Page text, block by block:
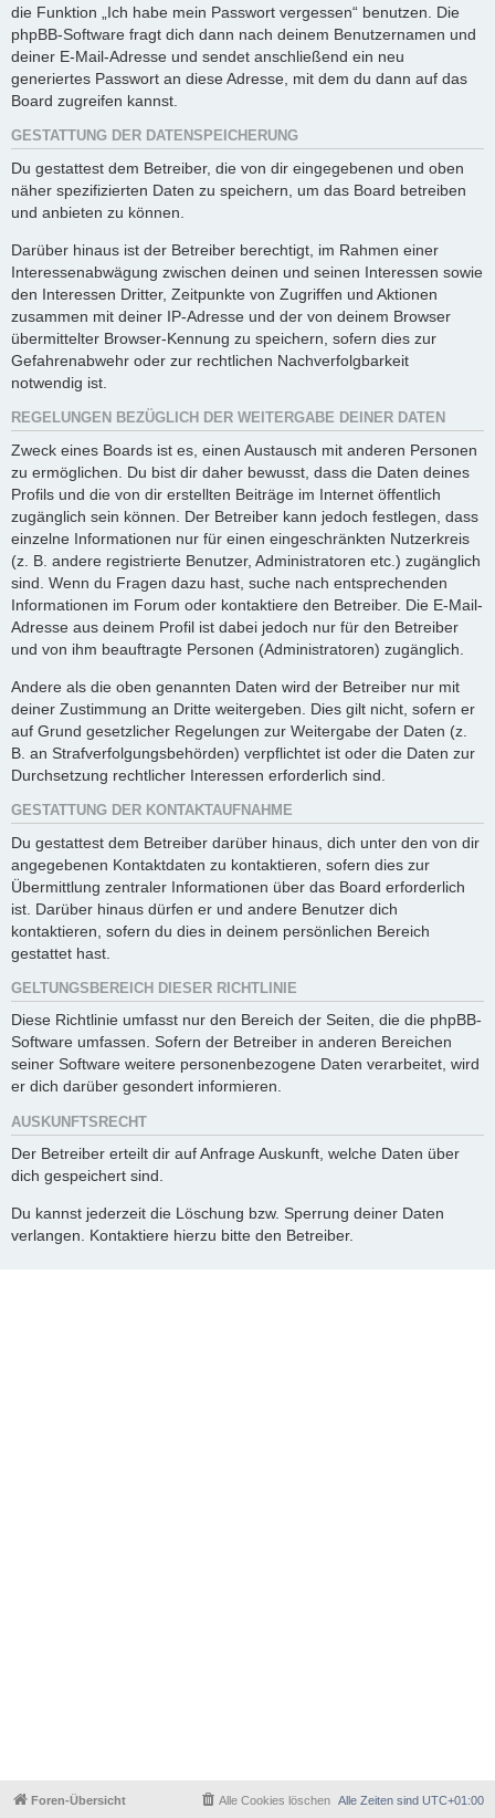
die Funktion „Ich habe mein Passwort vergessen“ benutzen. Die
phpBB-Software fragt dich dann nach deinem Benutzernamen und
deiner E-Mail-Adresse und sendet anschließend ein neu
generiertes Passwort an diese Adresse, mit dem du dann auf das
Board zugreifen kannst.
GESTATTUNG DER DATENSPEICHERUNG
Du gestattest dem Betreiber, die von dir eingegebenen und oben
näher spezifizierten Daten zu speichern, um das Board betreiben
und anbieten zu können.
Darüber hinaus ist der Betreiber berechtigt, im Rahmen einer
Interessenabwägung zwischen deinen und seinen Interessen sowie
den Interessen Dritter, Zeitpunkte von Zugriffen und Aktionen
zusammen mit deiner IP-Adresse und der von deinem Browser
übermittelter Browser-Kennung zu speichern, sofern dies zur
Gefahrenabwehr oder zur rechtlichen Nachverfolgbarkeit
notwendig ist.
REGELUNGEN BEZÜGLICH DER WEITERGABE DEINER DATEN
Zweck eines Boards ist es, einen Austausch mit anderen Personen
zu ermöglichen. Du bist dir daher bewusst, dass die Daten deines
Profils und die von dir erstellten Beiträge im Internet öffentlich
zugänglich sein können. Der Betreiber kann jedoch festlegen, dass
einzelne Informationen nur für einen eingeschränkten Nutzerkreis
(z. B. andere registrierte Benutzer, Administratoren etc.) zugänglich
sind. Wenn du Fragen dazu hast, suche nach entsprechenden
Informationen im Forum oder kontaktiere den Betreiber. Die E-Mail-
Adresse aus deinem Profil ist dabei jedoch nur für den Betreiber
und von ihm beauftragte Personen (Administratoren) zugänglich.
Andere als die oben genannten Daten wird der Betreiber nur mit
deiner Zustimmung an Dritte weitergeben. Dies gilt nicht, sofern er
auf Grund gesetzlicher Regelungen zur Weitergabe der Daten (z.
B. an Strafverfolgungsbehörden) verpflichtet ist oder die Daten zur
Durchsetzung rechtlicher Interessen erforderlich sind.
GESTATTUNG DER KONTAKTAUFNAHME
Du gestattest dem Betreiber darüber hinaus, dich unter den von dir
angegebenen Kontaktdaten zu kontaktieren, sofern dies zur
Übermittlung zentraler Informationen über das Board erforderlich
ist. Darüber hinaus dürfen er und andere Benutzer dich
kontaktieren, sofern du dies in deinem persönlichen Bereich
gestattet hast.
GELTUNGSBEREICH DIESER RICHTLINIE
Diese Richtlinie umfasst nur den Bereich der Seiten, die die phpBB-
Software umfassen. Sofern der Betreiber in anderen Bereichen
seiner Software weitere personenbezogene Daten verarbeitet, wird
er dich darüber gesondert informieren.
AUSKUNFTSRECHT
Der Betreiber erteilt dir auf Anfrage Auskunft, welche Daten über
dich gespeichert sind.
Du kannst jederzeit die Löschung bzw. Sperrung deiner Daten
verlangen. Kontaktiere hierzu bitte den Betreiber.
Foren-Übersicht Alle Zeiten sind UTC+01:00
Alle Cookies löschen